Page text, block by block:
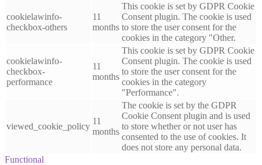
cookielawinfo-
checkbox-others
11
months
This cookie is set by GDPR Cookie
Consent plugin. The cookie is used
to store the user consent for the
cookies in the category "Other.
cookielawinfo-
checkbox-
performance
11
months
This cookie is set by GDPR Cookie
Consent plugin. The cookie is used
to store the user consent for the
cookies in the category
"Performance".
viewed_cookie_policy
11
months
The cookie is set by the GDPR
Cookie Consent plugin and is used
to store whether or not user has
consented to the use of cookies. It
does not store any personal data.
Functional